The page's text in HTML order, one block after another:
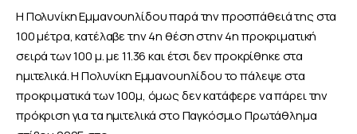
Η Πολυνίκη Εμμανουηλίδου παρά την προσπάθειά της στα
100 μέτρα, κατέλαβε την 4η θέση στην 4η προκριματική
σειρά των 100 μ. με 11.36 και έτσι δεν προκρίθηκε στα
ημιτελικά. Η Πολυνίκη Εμμανουηλίδου το πάλεψε στα
προκριματικά των 100μ, όμως δεν κατάφερε να πάρει την
πρόκριση για τα ημιτελικά στο Παγκόσμιο Πρωτάθλημα